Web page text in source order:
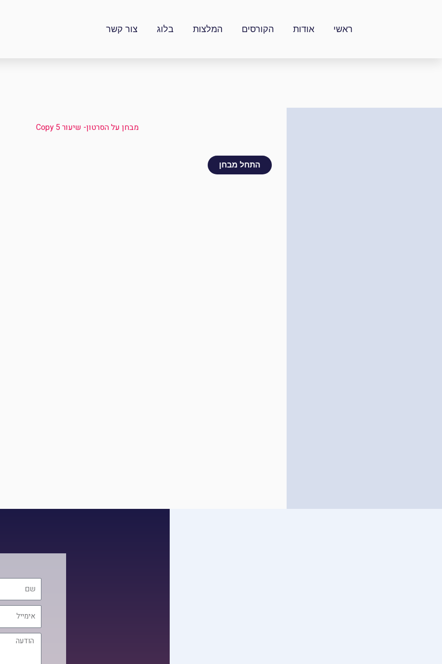
ראשי אודות הקורסים המלצות בלוג צור קשר
מבחן על הסרטון- שיעור 5 Copy
הודעה